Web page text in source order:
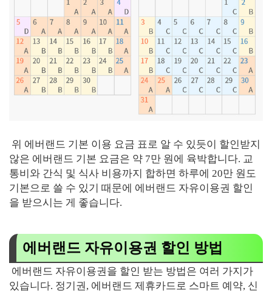
위 에버랜드 기본 이용 요금 표로 알 수 있듯이 할인받지
않은 에버랜드 기본 요금은 약 7만 원에 육박합니다. 교
통비와 간식 및 식사 비용까지 합하면 하루에 20만 원도
기본으로 쓸 수 있기 때문에 에버랜드 자유이용권 할인
을 받으시는 게 좋습니다.
에버랜드 자유이용권 할인 방법
에버랜드 자유이용권을 할인 받는 방법은 여러 가지가
있습니다. 정기권, 에버랜드 제휴카드로 스마트 예약, 신